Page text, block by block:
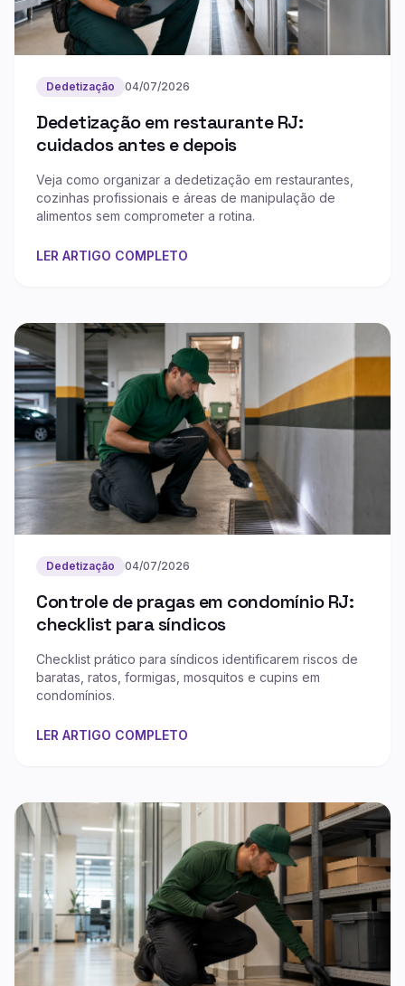
Dedetização 04/07/2026
Dedetização em restaurante RJ:
cuidados antes e depois
Veja como organizar a dedetização em restaurantes,
cozinhas profissionais e áreas de manipulação de
alimentos sem comprometer a rotina.
LER ARTIGO COMPLETO
Dedetização 04/07/2026
Controle de pragas em condomínio RJ:
checklist para síndicos
Checklist prático para síndicos identificarem riscos de
baratas, ratos, formigas, mosquitos e cupins em
condomínios.
LER ARTIGO COMPLETO